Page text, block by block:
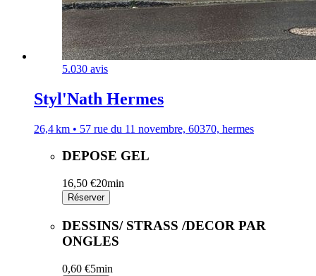
5.030 avis
Styl'Nath Hermes
26,4 km • 57 rue du 11 novembre, 60370, hermes
DEPOSE GEL
16,50 €20min
Réserver
DESSINS/ STRASS /DECOR PAR
ONGLES
0,60 €5min